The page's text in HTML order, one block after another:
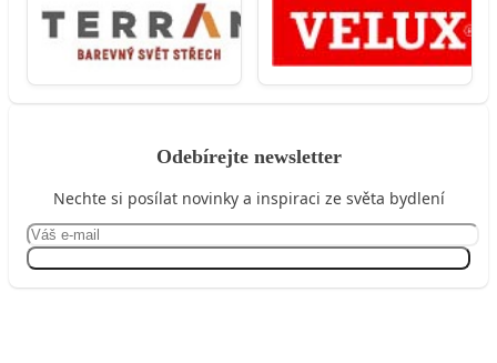
Odebírejte newsletter
Nechte si posílat novinky a inspiraci ze světa bydlení